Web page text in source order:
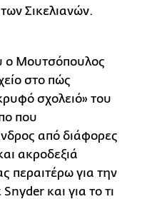
Σικελιανών.
ο Μουτσόπουλος
στο πώς
σχολειό» του
που
από διάφορες
ακροδεξιά
περαιτέρω για την
και για το τι